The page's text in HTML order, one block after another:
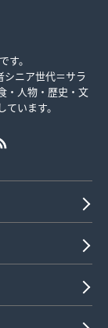
す。
シニア世代＝サラ
・人物・歴史・文
います。